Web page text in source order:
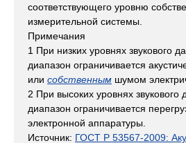
соответствующего уровню
измерительной системы.
Примечания
1 При низких уровнях звукового
диапазон ограничивается
или собственным шумом
2 При высоких уровнях
диапазон ограничивается
электронной аппаратуры.
Источник: ГОСТ Р 53567-2009: